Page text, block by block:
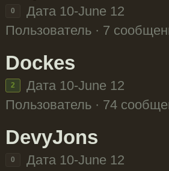
0
Дата 10-June 12
Пользователь · 7
Dockes
2
Дата 10-June 12
Пользователь · 74
DevyJons
0
Дата 10-June 12